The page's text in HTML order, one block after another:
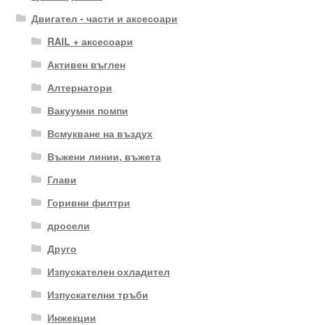
Двигател - части и аксесоари
RAIL + аксесоари
Активен въглен
Алтернатори
Вакуумни помпи
Всмукване на въздух
Въжени линии, въжета
Глави
Горивни филтри
дросели
Друго
Изпускателен охладител
Изпускателни тръби
Инжекции